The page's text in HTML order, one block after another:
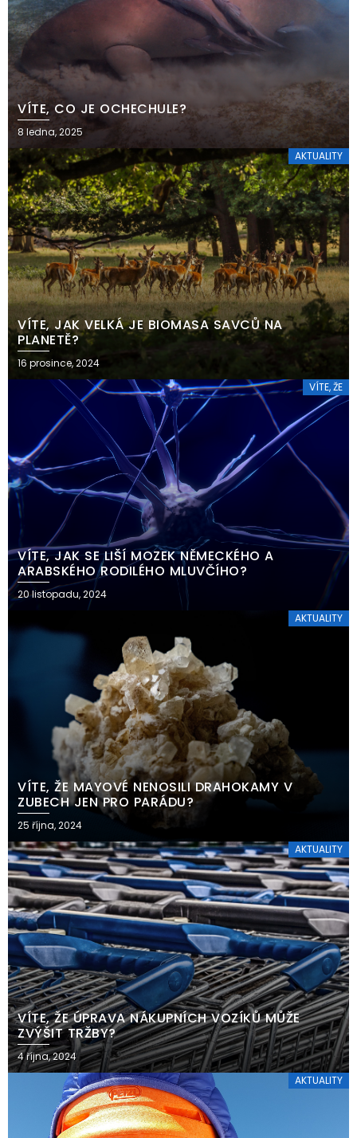
VÍTE, CO JE OCHECHULE?
8 ledna, 2025
AKTUALITY
VÍTE, JAK VELKÁ JE BIOMASA SAVCŮ NA
PLANETĚ?
16 prosince, 2024
VÍTE, ŽE
VÍTE, JAK SE LIŠÍ MOZEK NĚMECKÉHO A
ARABSKÉHO RODILÉHO MLUVČÍHO?
20 listopadu, 2024
AKTUALITY
VÍTE, ŽE MAYOVÉ NENOSILI DRAHOKAMY V
ZUBECH JEN PRO PARÁDU?
25 října, 2024
AKTUALITY
VÍTE, ŽE ÚPRAVA NÁKUPNÍCH VOZÍKŮ MŮŽE
ZVÝŠIT TRŽBY?
4 října, 2024
AKTUALITY